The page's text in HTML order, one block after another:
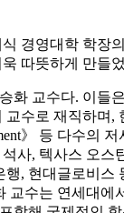
경영대학 학장
따뜻하게 만들
화 교수다. 이들
수로 재직하며
》 등 다수의
사, 텍사스 오
, 현대글로비
교수는 연세대에